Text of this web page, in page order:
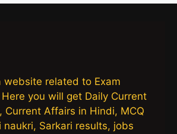
website related to Exam
you will get Daily Current
Current Affairs in Hindi, MCQ
naukri, Sarkari results, jobs